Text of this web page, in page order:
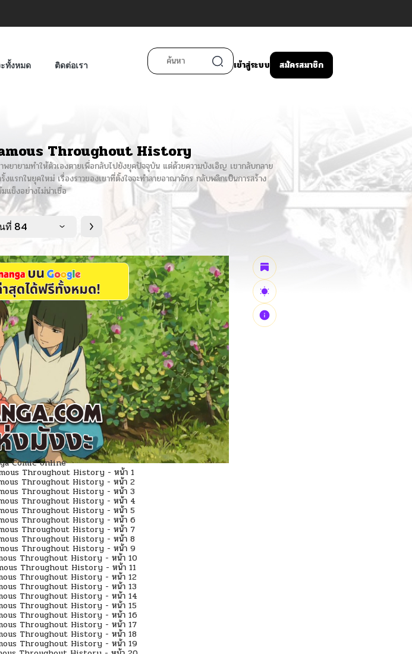
ทั้งหมด ติดต่อเรา เข้าสู่ระบบ สมัครสมาชิก
Throughout History
ยายามทำให้ตัวเองตายเพื่อกลับไปยังยุคปัจจุบัน แต่ด้วยความบังเอิญ เขากลับกลาย
รกในยุคใหม่ เรื่องราวของเขาที่ตั้งใจจะทำลายอาณาจักร กลับพลิกเป็นการสร้าง
แข็งอย่างไม่น่าเชื่อ
ที่ 84